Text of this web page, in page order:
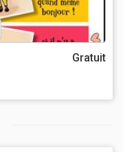
Gratuit